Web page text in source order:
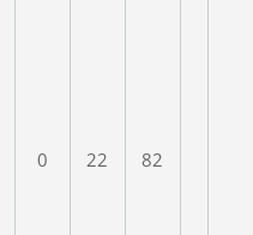
0 22 82